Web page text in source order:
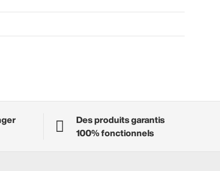
Des produits garantis
100% fonctionnels